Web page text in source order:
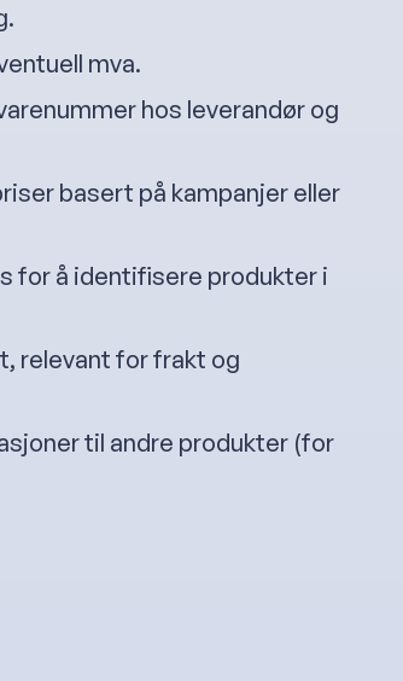
mva.
hos leverandør og
basert på kampanjer eller
for å identifisere produkter i
relevant for frakt og
til andre produkter (for